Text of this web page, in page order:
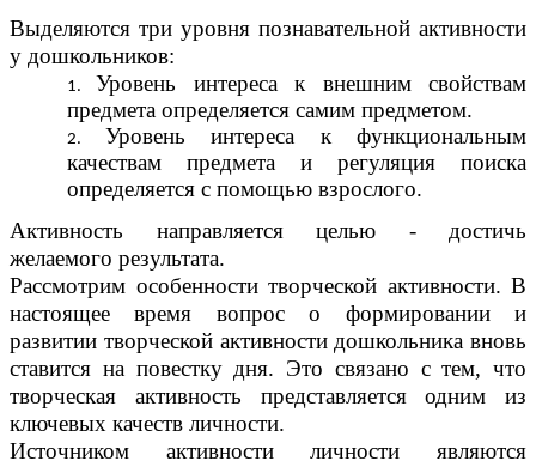
Выделяются три уровня познавательной активности
у дошкольников:
Уровень интереса к внешним свойствам
предмета определяется самим предметом.
Уровень интереса к функциональным
качествам предмета и регуляция поиска
определяется с помощью взрослого.
Активность направляется целью - достичь
желаемого результата.
Рассмотрим особенности творческой активности. В
настоящее время вопрос о формировании и
развитии творческой активности дошкольника вновь
ставится на повестку дня. Это связано с тем, что
творческая активность представляется одним из
ключевых качеств личности.
Источником активности личности являются